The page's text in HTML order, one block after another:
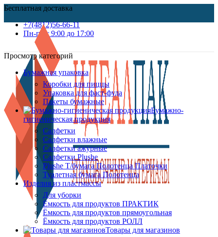
Бесплатная доставка
+7(4812)56-66-11
Пн-пт c 9:00 до 17:00
Просмотр категорий
Бумажная упаковка
Коробки для пиццы
Упаковка для фаст-фуда
Пакеты бумажные
Бумажно-
гигиеническая продукция
Салфетки
Салфетки влажные
Салфетки ажурные
Салфетки Plushe
Plushe Т/бумага Полотенца Платочки
Туалетная бумага Полотенца
Изделия из пластмассы
Для уборки
Ёмкость для продуктов ПРАКТИК
Ёмкость для продуктов прямоугольная
Ёмкость для продуктов РОЛЛ
Товары для магазинов